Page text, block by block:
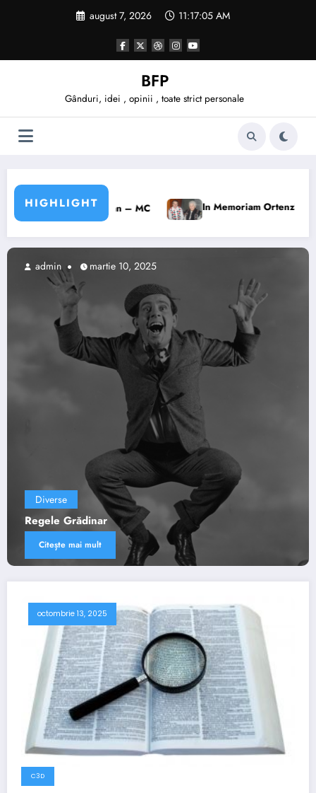
august 7, 2026 11:17:07 AM
BFP
Gânduri, idei , opinii , toate strict personale
HIGHLIGHT
In Memoriam Ortenzia Berari Testul păstorului
Diverse
Viaţa lui Daniel – TRĂIND SFINŢI ÎNTR-O LUME
FĂRĂ DE DUMNEZEU
Citește mai mult
admin aprilie 11, 2022
octombrie 13, 2025
C3D